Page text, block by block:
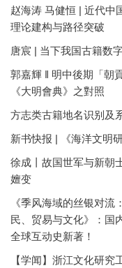
赵海涛 马健恒 | 近代中
理论建构与路径突破
唐宸 | 当下我国古籍数
郭嘉輝 ‖ 明中後期「
《大明會典》之對照
方志类古籍地名识别及
新书快报 | 《海洋文明
徐成丨故国世军与新朝
嬗变
《季风海域的丝银对
民、贸易与文化》：国
全球互动史新著！
【学闻】浙江文化研